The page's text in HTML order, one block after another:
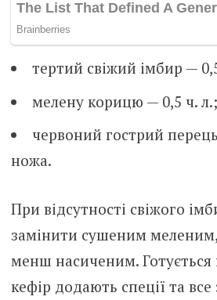
тертий свіжий імбир —
мелену корицю — 0,5 ч. л.;
червоний гострий
ножа.
При відсутності свіжого
замінити сушеним
менш насиченим. Готується
кефір додають спеції та